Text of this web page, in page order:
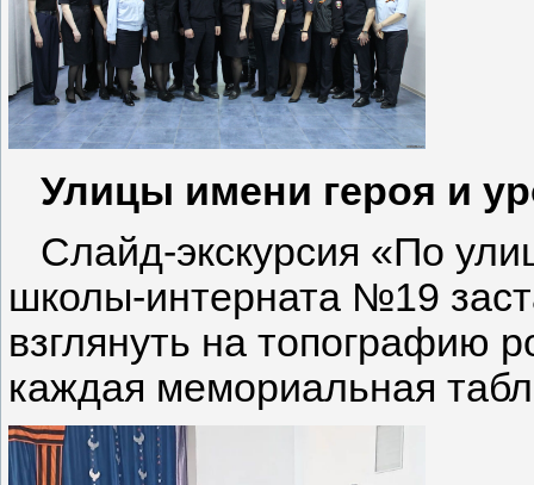
Улицы имени героя и
Слайд-экскурсия «По
школы-интерната №19
взглянуть на топографию
каждая мемориальная